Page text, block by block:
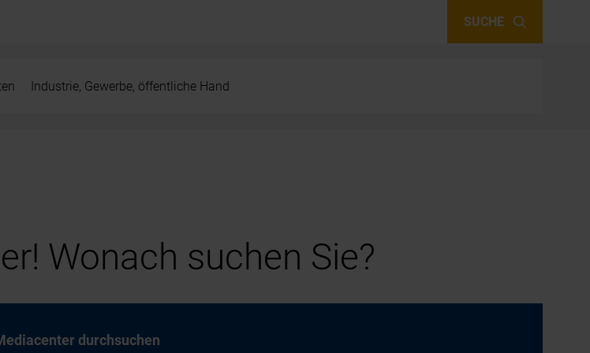
SUCHE
Industrie, Gewerbe, öffentliche Hand
Wonach suchen Sie?
durchsuchen